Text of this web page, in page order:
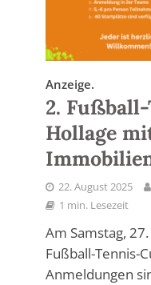
Anzeige.
2.
Hollage
22. August 2025
1 min. Lesezeit
Am Samstag,
Fußball-Tennis-
Anmeldungen